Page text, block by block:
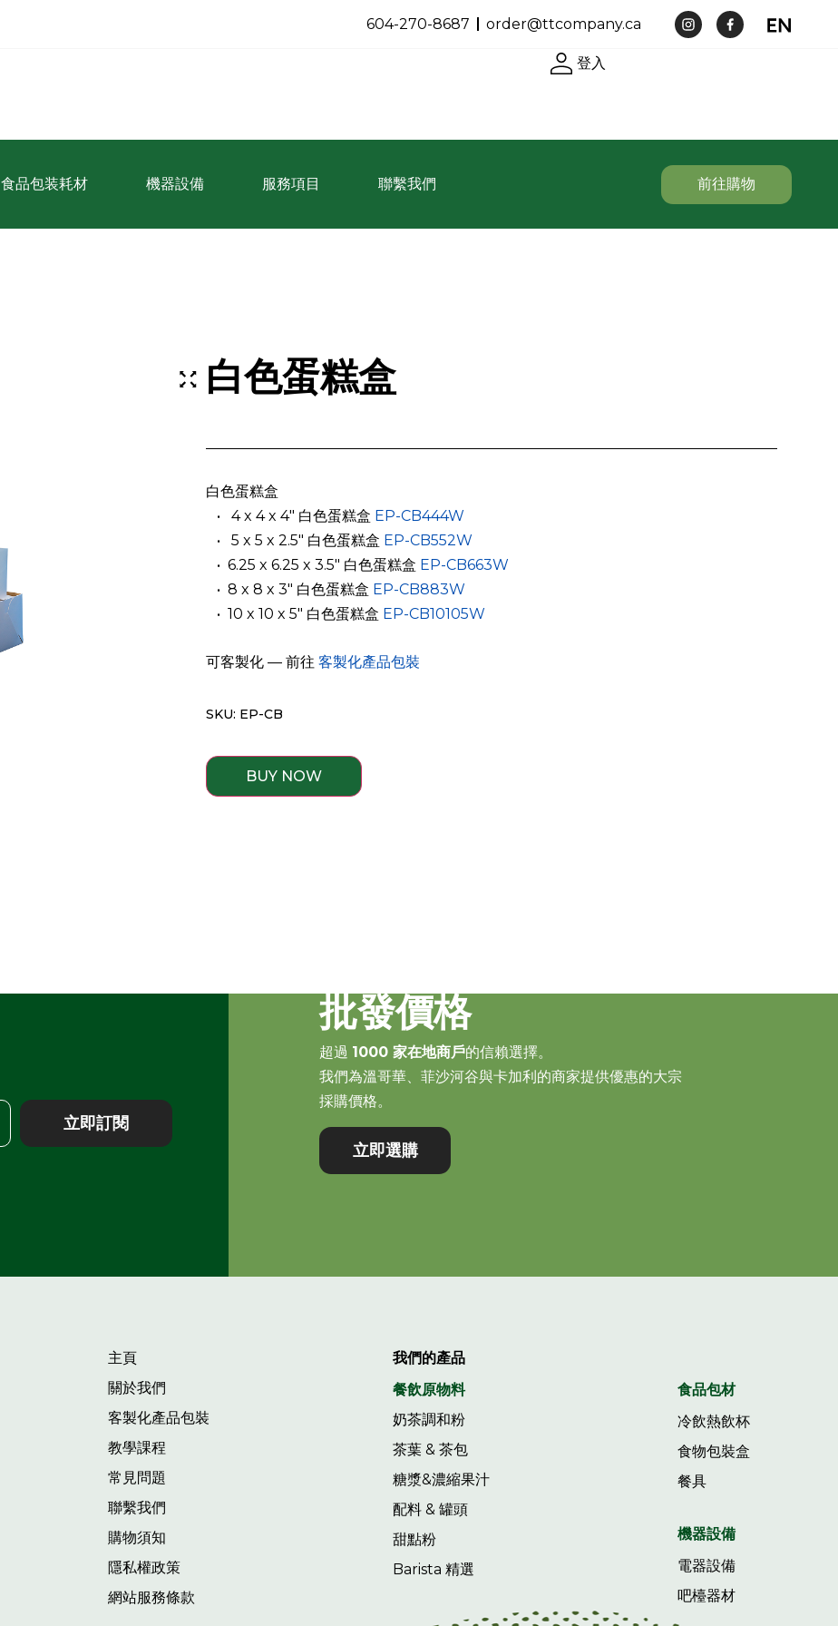
604-270-8687 order@ttcompany.ca
登入
食品包装耗材 機器設備 服務項目 聯繫我們 前往購物
白色蛋糕盒
白色蛋糕盒
­ ­ • 4 x 4 x 4″ 白色蛋糕盒 EP-CB444W
­ ­ •5 x 5 x 2.5″ 白色蛋糕盒 EP-CB552W
­ ­ •6.25 x 6.25 x 3.5″ 白色蛋糕盒 EP-CB663W
­ ­ •8 x 8 x 3″ 白色蛋糕盒 EP-CB883W
­ ­ •10 x 10 x 5″ 白色蛋糕盒 EP-CB10105W
可客製化 — 前往客製化產品包裝
SKU: EP-CB
BUY NOW
立即訂閱
批發價格
超過 1000 家在地商戶的信賴選擇。
我們為溫哥華、菲沙河谷與卡加利的商家提供優惠的大宗
採購價格。
立即選購
主頁
關於我們
客製化產品包裝
教學課程
常見問題
聯繫我們
購物須知
隱私權政策
網站服務條款
我們的產品
餐飲原物料
奶茶調和粉
茶葉 & 茶包
糖漿&濃縮果汁
配料 & 罐頭
甜點粉
Barista 精選
食品包材
冷飲熱飲杯
食物包裝盒
餐具
機器設備
電器設備
吧檯器材